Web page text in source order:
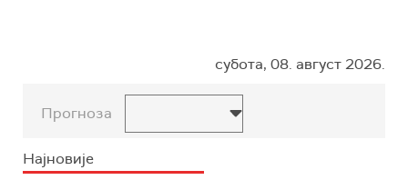
субота, 08. август 2026.
Прогноза
Најновије